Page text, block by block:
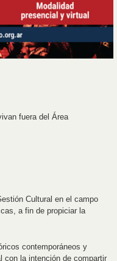
fuera del Área
Cultural en el campo
a fin de propiciar la
contemporáneos y
con la intención de compartir